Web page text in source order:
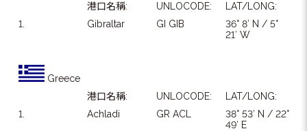
港口名稱:
UNLOCODE:
LAT/LONG:
1.
Gibraltar GI GIB
36° 8′ N / 5°
21′ W
Greece
港口名稱:
UNLOCODE:
LAT/LONG:
1.
Achladi GR ACL
38° 53′ N / 22°
49′ E